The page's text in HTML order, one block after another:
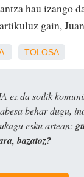
hau izango
gain,
TOLOSA
ez da soilik
behar dugu,
esku artean:
bazatoz?